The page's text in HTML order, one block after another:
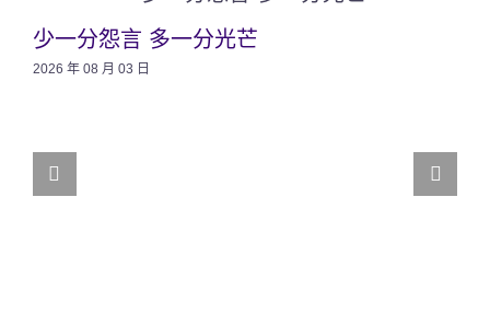
少一分怨言 多一分光芒
2026 年 08 月 03 日